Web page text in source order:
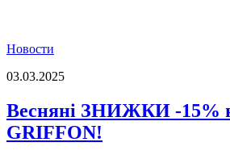
Новости
03.03.2025
Весняні ЗНИЖКИ -15%
GRIFFON!